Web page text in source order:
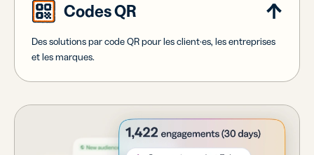
Codes QR
Des solutions par code QR pour les client·es, les entreprises
et les marques.